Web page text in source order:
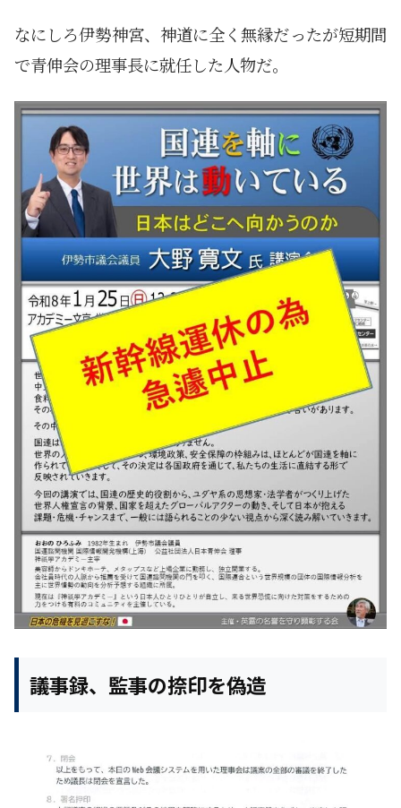
なにしろ伊勢神宮、神道に全く無縁だったが短期間
で青伸会の理事長に就任した人物だ。
議事録、監事の捺印を偽造